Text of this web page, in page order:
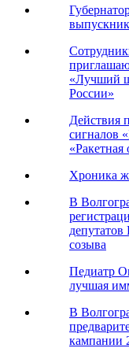
«Лучший
России»
Действия
сигналов
«Ракетная
Хроника
В
созыва
Педиатр
лучшая
В
кампании